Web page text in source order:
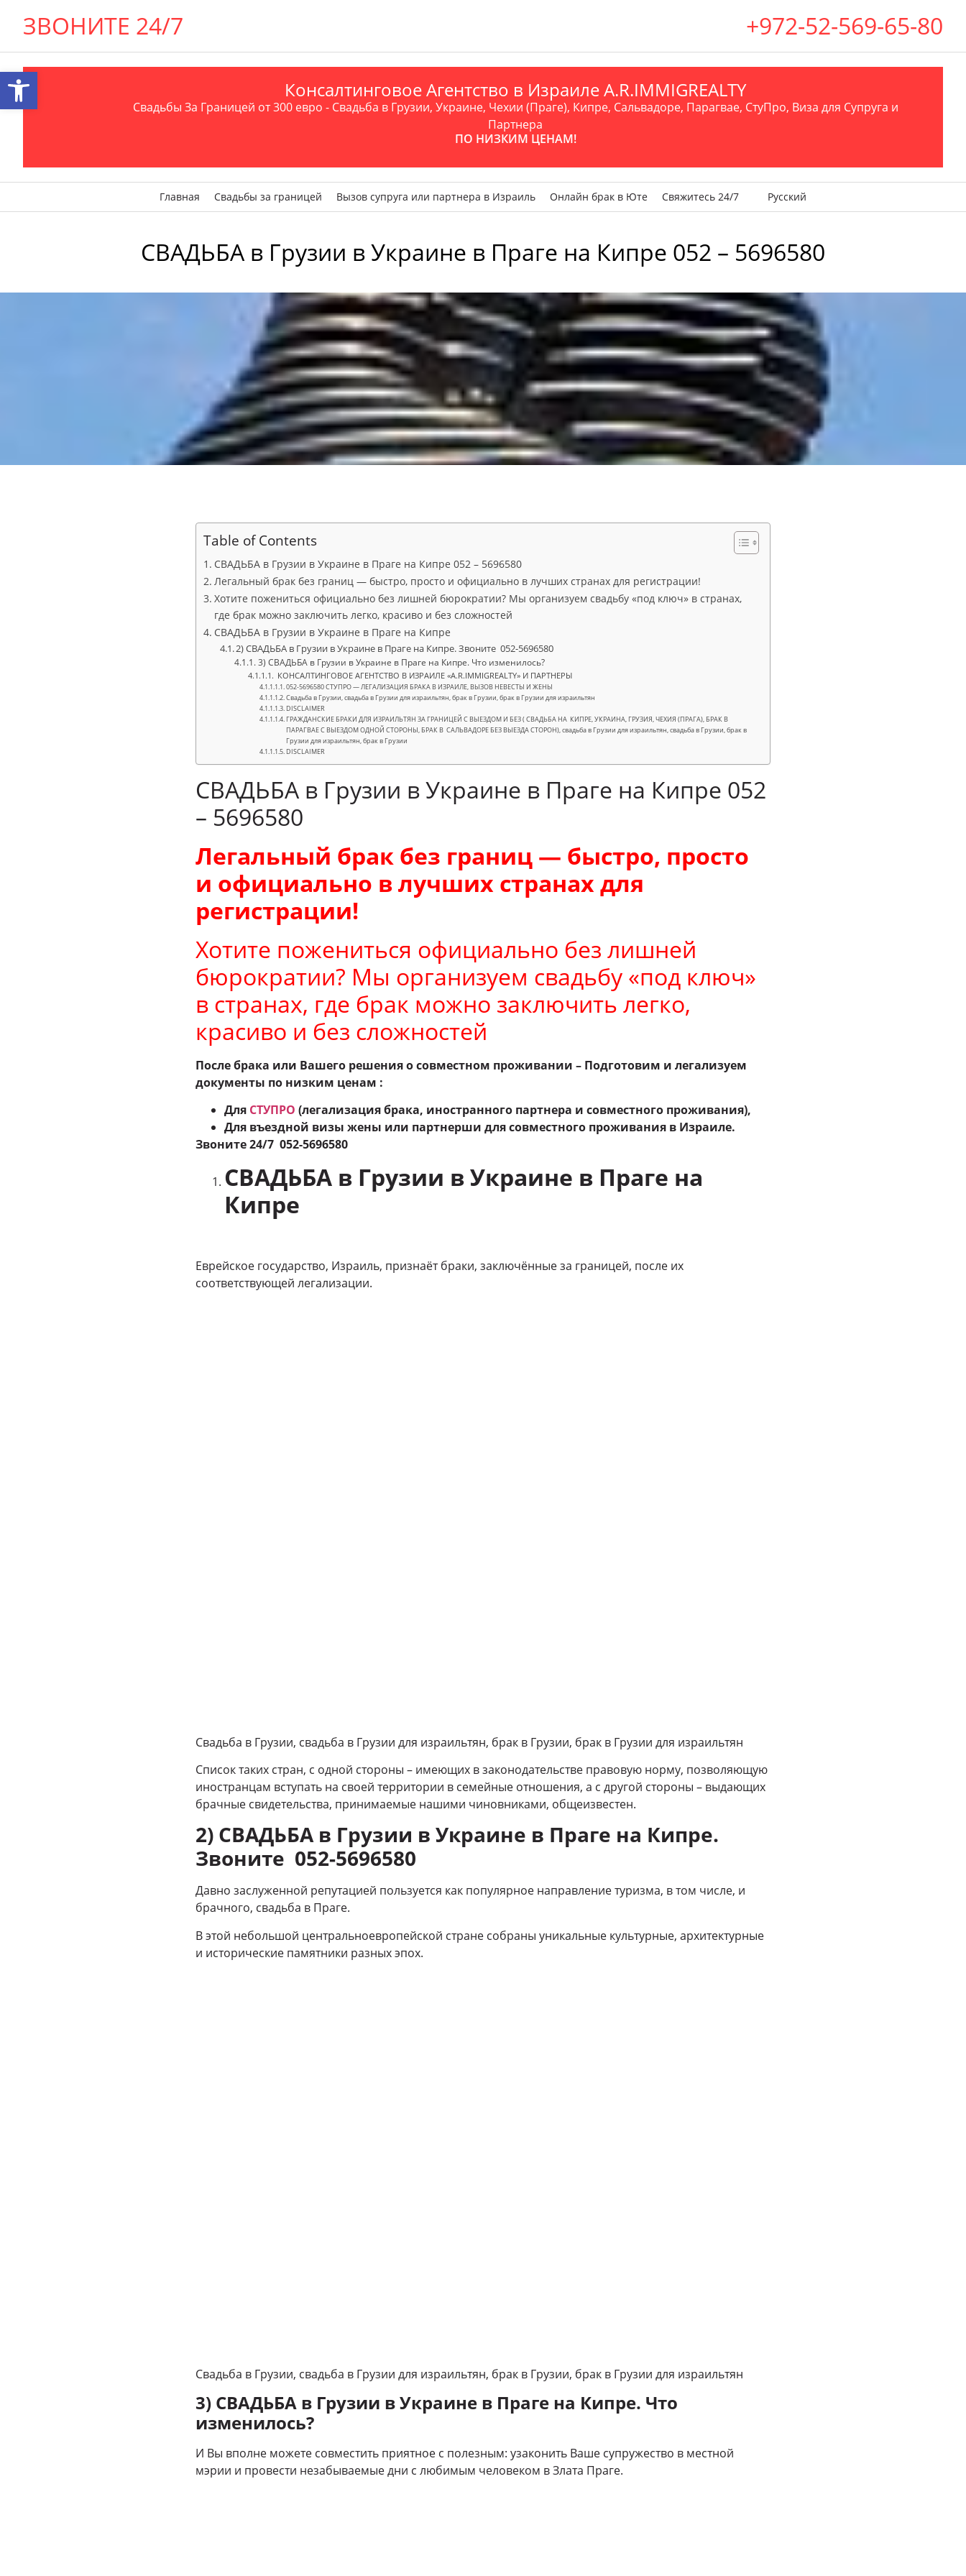
ЗВОНИТЕ 24/7 +972-52-569-65-80
Консалтинговое Агентство в Израиле A.R.IMMIGREALTY
Свадьбы За Границей от 300 евро - Свадьба в Грузии, Украине, Чехии (Праге), Кипре, Сальвадоре, Парагвае, СтуПро, Виза для Супруга и
Партнера
ПО НИЗКИМ ЦЕНАМ!
Главная Свадьбы за границей Вызов супруга или партнера в Израиль Онлайн брак в Юте Свяжитесь 24/7 Русский
СВАДЬБА в Грузии в Украине в Праге на Кипре 052 – 5696580
Table of Contents
СВАДЬБА в Грузии в Украине в Праге на Кипре 052 – 5696580
Легальный брак без границ — быстро, просто и официально в лучших странах для регистрации!
Хотите пожениться официально без лишней бюрократии? Мы организуем свадьбу «под ключ» в странах,
где брак можно заключить легко, красиво и без сложностей
СВАДЬБА в Грузии в Украине в Праге на Кипре
2) СВАДЬБА в Грузии в Украине в Праге на Кипре. Звоните 052-5696580
3) СВАДЬБА в Грузии в Украине в Праге на Кипре. Что изменилось?
КОНСАЛТИНГОВОЕ АГЕНТСТВО В ИЗРАИЛЕ «A.R.IMMIGREALTY» И ПАРТНЕРЫ
052-5696580 СТУПРО — ЛЕГАЛИЗАЦИЯ БРАКА В ИЗРАИЛЕ, ВЫЗОВ НЕВЕСТЫ И ЖЕНЫ
Свадьба в Грузии, свадьба в Грузии для израильтян, брак в Грузии, брак в Грузии для израильтян
DISCLAIMER
ГРАЖДАНСКИЕ БРАКИ ДЛЯ ИЗРАИЛЬТЯН ЗА ГРАНИЦЕЙ С ВЫЕЗДОМ И БЕЗ ( СВАДЬБА НА КИПРЕ, УКРАИНА, ГРУЗИЯ, ЧЕХИЯ (ПРАГА), БРАК В
ПАРАГВАЕ С ВЫЕЗДОМ ОДНОЙ СТОРОНЫ, БРАК В САЛЬВАДОРЕ БЕЗ ВЫЕЗДА СТОРОН), свадьба в Грузии для израильтян, свадьба в Грузии, брак в
Грузии для израильтян, брак в Грузии
DISCLAIMER
СВАДЬБА в Грузии в Украине в Праге на Кипре 052
– 5696580
Легальный брак без границ — быстро, просто
и официально в лучших странах для
регистрации!
Хотите пожениться официально без лишней
бюрократии? Мы организуем свадьбу «под ключ»
в странах, где брак можно заключить легко,
красиво и без сложностей
После брака или Вашего решения о совместном проживании – Подготовим и легализуем
документы по низким ценам :
Для СТУПРО (легализация брака, иностранного партнера и совместного проживания),
Для въездной визы жены или партнерши для совместного проживания в Израиле.
Звоните 24/7 052-5696580
СВАДЬБА в Грузии в Украине в Праге на
Кипре
Еврейское государство, Израиль, признаёт браки, заключённые за границей, после их
соответствующей легализации.
Свадьба в Грузии, свадьба в Грузии для израильтян, брак в Грузии, брак в Грузии для израильтян
Список таких стран, с одной стороны – имеющих в законодательстве правовую норму, позволяющую
иностранцам вступать на своей территории в семейные отношения, а с другой стороны – выдающих
брачные свидетельства, принимаемые нашими чиновниками, общеизвестен.
2) СВАДЬБА в Грузии в Украине в Праге на Кипре.
Звоните 052-5696580
Давно заслуженной репутацией пользуется как популярное направление туризма, в том числе, и
брачного, свадьба в Праге.
В этой небольшой центральноевропейской стране собраны уникальные культурные, архитектурные
и исторические памятники разных эпох.
Свадьба в Грузии, свадьба в Грузии для израильтян, брак в Грузии, брак в Грузии для израильтян
3) СВАДЬБА в Грузии в Украине в Праге на Кипре. Что
изменилось?
И Вы вполне можете совместить приятное с полезным: узаконить Ваше супружество в местной
мэрии и провести незабываемые дни с любимым человеком в Злата Праге.
Открыть панель инструментов